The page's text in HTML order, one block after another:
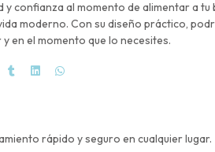
confianza al momento de alimentar a tu
moderno. Con su diseño práctico,
en el momento que lo necesites.
rápido y seguro en cualquier lugar.